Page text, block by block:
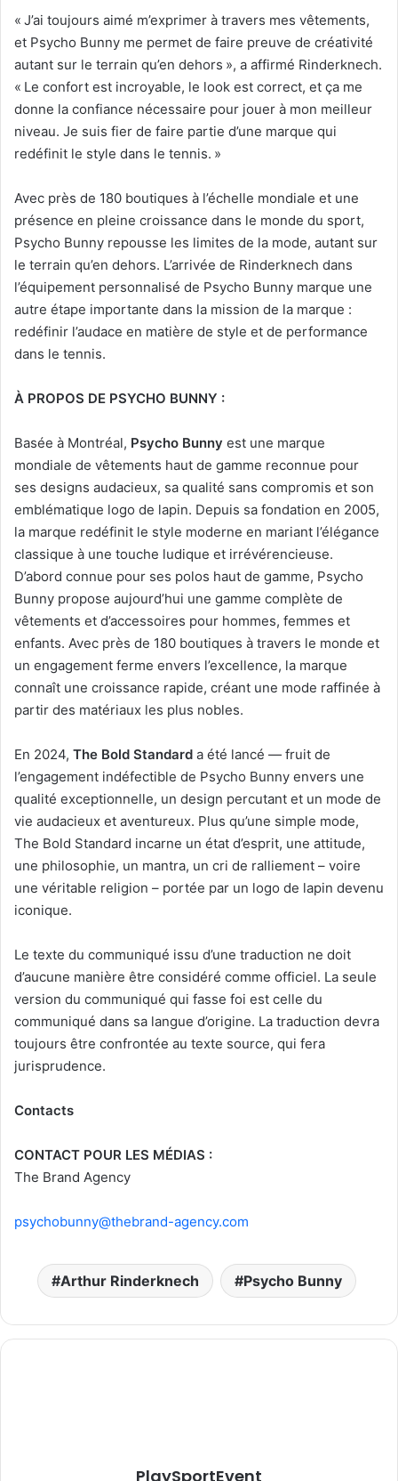
« J’ai toujours aimé m’exprimer à travers mes vêtements,
et Psycho Bunny me permet de faire preuve de créativité
autant sur le terrain qu’en dehors », a affirmé Rinderknech.
« Le confort est incroyable, le look est correct, et ça me
donne la confiance nécessaire pour jouer à mon meilleur
niveau. Je suis fier de faire partie d’une marque qui
redéfinit le style dans le tennis. »
Avec près de 180 boutiques à l’échelle mondiale et une
présence en pleine croissance dans le monde du sport,
Psycho Bunny repousse les limites de la mode, autant sur
le terrain qu’en dehors. L’arrivée de Rinderknech dans
l’équipement personnalisé de Psycho Bunny marque une
autre étape importante dans la mission de la marque :
redéfinir l’audace en matière de style et de performance
dans le tennis.
À PROPOS DE PSYCHO BUNNY :
Basée à Montréal, Psycho Bunny est une marque
mondiale de vêtements haut de gamme reconnue pour
ses designs audacieux, sa qualité sans compromis et son
emblématique logo de lapin. Depuis sa fondation en 2005,
la marque redéfinit le style moderne en mariant l’élégance
classique à une touche ludique et irrévérencieuse.
D’abord connue pour ses polos haut de gamme, Psycho
Bunny propose aujourd’hui une gamme complète de
vêtements et d’accessoires pour hommes, femmes et
enfants. Avec près de 180 boutiques à travers le monde et
un engagement ferme envers l’excellence, la marque
connaît une croissance rapide, créant une mode raffinée à
partir des matériaux les plus nobles.
En 2024, The Bold Standard a été lancé — fruit de
l’engagement indéfectible de Psycho Bunny envers une
qualité exceptionnelle, un design percutant et un mode de
vie audacieux et aventureux. Plus qu’une simple mode,
The Bold Standard incarne un état d’esprit, une attitude,
une philosophie, un mantra, un cri de ralliement – voire
une véritable religion – portée par un logo de lapin devenu
iconique.
Le texte du communiqué issu d’une traduction ne doit
d’aucune manière être considéré comme officiel. La seule
version du communiqué qui fasse foi est celle du
communiqué dans sa langue d’origine. La traduction devra
toujours être confrontée au texte source, qui fera
jurisprudence.
Contacts
CONTACT POUR LES MÉDIAS :
The Brand Agency
psychobunny@thebrand-agency.com
Arthur Rinderknech Psycho Bunny
PlaySportEvent